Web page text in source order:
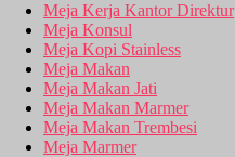
Meja Kerja Kantor Direktur
Meja Konsul
Meja Kopi Stainless
Meja Makan
Meja Makan Jati
Meja Makan Marmer
Meja Makan Trembesi
Meja Marmer